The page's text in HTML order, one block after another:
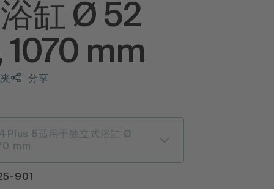
缸 Ø 52
1070 mm
分享
Plus 5适用于独立式浴缸 Ø
mm
901